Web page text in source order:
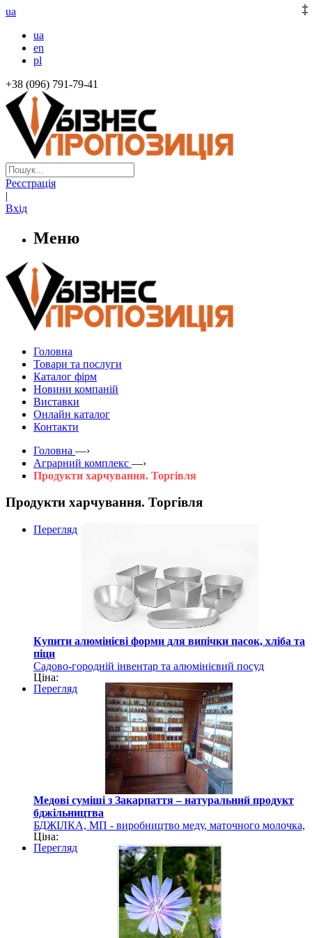
ua
ua
en
pl
+38 (096) 791-79-41
Реєстрація
|
Вхід
Меню
Головна
Товари та послуги
Каталог фірм
Новини компаній
Виставки
Онлайн каталог
Контакти
Головна —›
Аграрний комплекс —›
Продукти харчування. Торгівля
Продукти харчування. Торгівля
Перегляд
Купити алюмінієві форми для випічки пасок, хліба та
піци
Садово-городній інвентар та алюмінієвий посуд
Ціна:
Перегляд
Медові суміші з Закарпаття – натуральний продукт
бджільництва
БДЖІЛКА, МП - виробництво меду, маточного молочка,
квіткового пилку
Ціна:
Перегляд